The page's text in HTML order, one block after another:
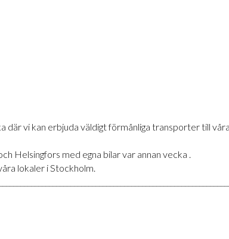
vi kan erbjuda väldigt förmånliga transporter till
Helsingfors med egna bilar var annan vecka .
lokaler i Stockholm.